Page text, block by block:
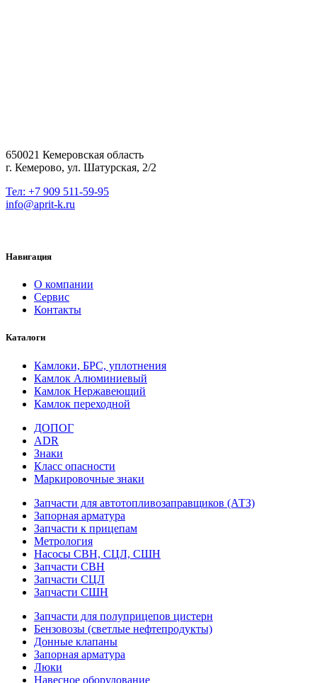
650021 Кемеровская область
г. Кемерово, ул. Шатурская, 2/2
Тел: +7 909 511-59-95
info@aprit-k.ru
Навигация
О компании
Сервис
Контакты
Каталоги
Камлоки, БРС, уплотнения
Камлок Алюминиевый
Камлок Нержавеющий
Камлок переходной
ДОПОГ
ADR
Знаки
Класс опасности
Маркировочные знаки
Запчасти для автотопливозаправщиков (АТЗ)
Запорная арматура
Запчасти к прицепам
Метрология
Насосы СВН, СЦЛ, СШН
Запчасти СВН
Запчасти СЦЛ
Запчасти СШН
Запчасти для полуприцепов цистерн
Бензовозы (светлые нефтепродукты)
Донные клапаны
Запорная арматура
Люки
Навесное оборудование